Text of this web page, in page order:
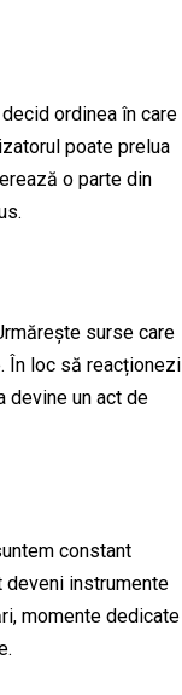
ordinea în care
poate prelua
o parte din
surse care
În loc să reacționezi
devine un act de
constant
deveni instrumente
momente dedicate